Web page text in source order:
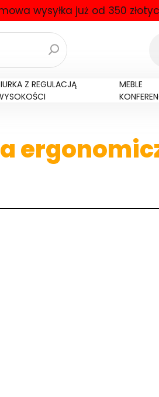
wysyłka już od 350
Z REGULACJĄ
MEBLE